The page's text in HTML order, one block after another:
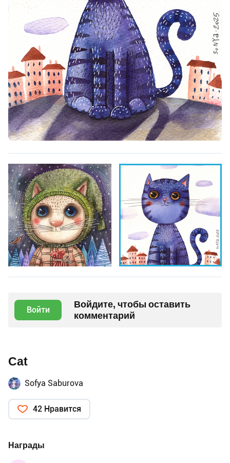
Войти
Войдите, чтобы оставить
комментарий
Cat
Sofya Saburova
42 Нравится
Награды